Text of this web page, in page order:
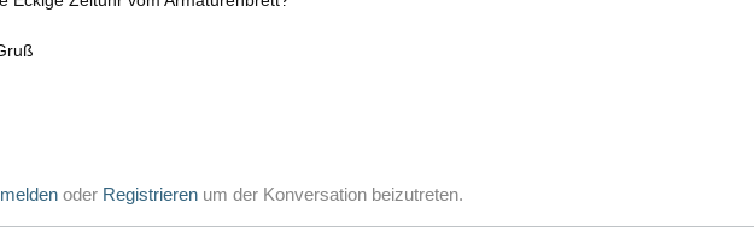
oder Registrieren um der Konversation beizutreten.